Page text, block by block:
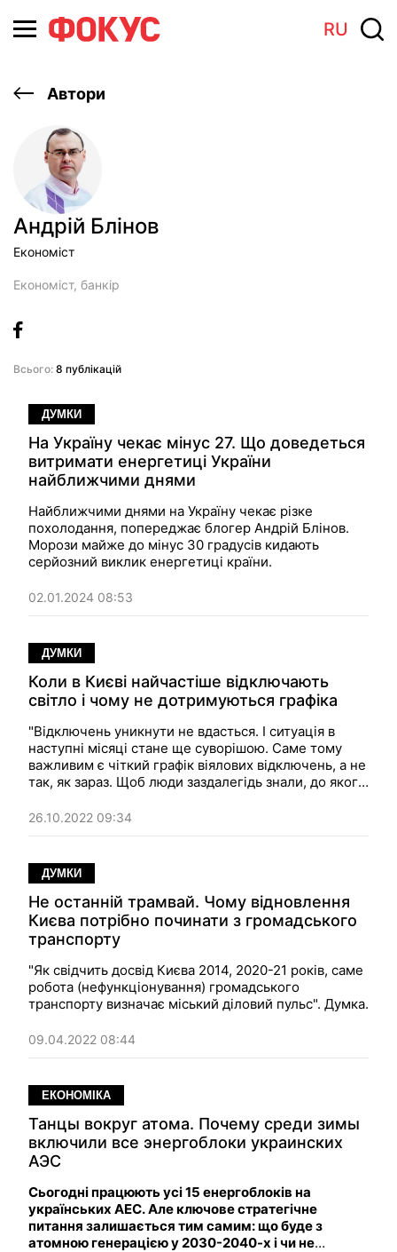
RU
Автори
Андрій Блінов
Економіст
Економіст, банкiр
Всього: 8 публікацій
ДУМКИ
На Україну чекає мінус 27. Що доведеться
витримати енергетиці України
найближчими днями
Найближчими днями на Україну чекає різке
похолодання, попереджає блогер Андрій Блінов.
Морози майже до мінус 30 градусів кидають
серйозний виклик енергетиці країни.
02.01.2024 08:53
ДУМКИ
Коли в Києві найчастіше відключають
світло і чому не дотримуються графіка
"Відключень уникнути не вдасться. І ситуація в
наступні місяці стане ще суворішою. Саме тому
важливим є чіткий графік віялових відключень, а не
так, як зараз. Щоб люди заздалегідь знали, до якого
сідати в ліфт". Думка.
26.10.2022 09:34
ДУМКИ
Не останній трамвай. Чому відновлення
Києва потрібно починати з громадського
транспорту
"Як свідчить досвід Києва 2014, 2020-21 років, саме
робота (нефункціонування) громадського
транспорту визначає міський діловий пульс". Думка.
09.04.2022 08:44
ЕКОНОМІКА
Танцы вокруг атома. Почему среди зимы
включили все энергоблоки украинских
АЭС
Сьогодні працюють усі 15 енергоблоків на
українських АЕС. Але ключове стратегічне
питання залишається тим самим: що буде з
атомною генерацією у 2030-2040-х і чи не